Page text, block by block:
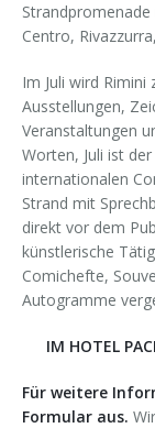
Centro,
Im Juli wird
Ausstellungen,
Veranstaltungen
Worten, Juli ist
internationalen
Strand mit
direkt vor dem
künstlerische
Comichefte,
Autogramme
IM HOTEL
Für weitere
Formular aus.